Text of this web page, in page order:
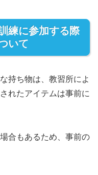
練に参加する際
いて
持ち物は、教習所によ
れたアイテムは事前に
合もあるため、事前の